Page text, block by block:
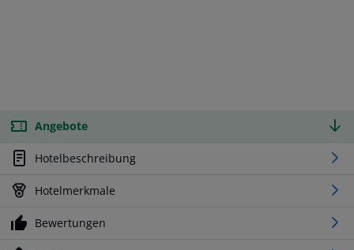
Angebote
Hotelbeschreibung
Hotelmerkmale
Bewertungen